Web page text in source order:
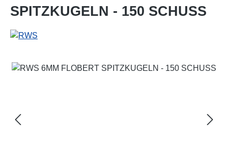
SPITZKUGELN - 150 SCHUSS
Bildergalerie überspringen